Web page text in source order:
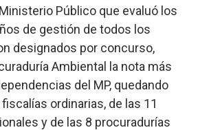
Público que evaluó los
de gestión de todos los
designados por concurso,
Ambiental la nota más
del MP, quedando
ordinarias, de las 11
y de las 8 procuradurías